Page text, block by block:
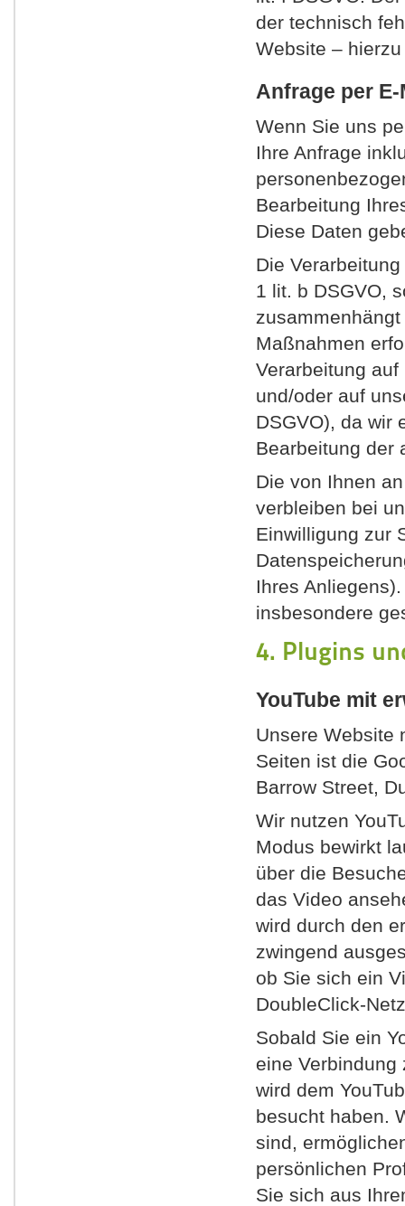
der technisch
Website –
Anfrage per
Wenn Sie uns
Ihre Anfrage
Bearbeitung
Diese Daten
Die
1 lit. b DSGVO,
Maßnahmen
Verarbeitung
und/oder auf
DSGVO), da wir
Bearbeitung der
Die von Ihnen
verbleiben bei
Einwilligung zur
Ihres
insbesondere
4. Plugins
YouTube mit
Unsere Website
Seiten ist die
Barrow Street,
Wir nutzen
Modus bewirkt
über die
das Video
wird durch den
zwingend
ob Sie sich ein
DoubleClick-
Sobald Sie ein
eine Verbindung
wird dem
besucht haben.
sind,
persönlichen
Sie sich aus